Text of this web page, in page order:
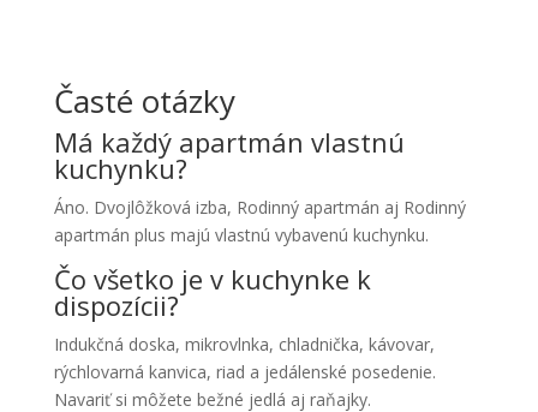
Časté otázky
Má každý apartmán vlastnú
kuchynku?
Áno. Dvojlôžková izba, Rodinný apartmán aj Rodinný
apartmán plus majú vlastnú vybavenú kuchynku.
Čo všetko je v kuchynke k
dispozícii?
Indukčná doska, mikrovlnka, chladnička, kávovar,
rýchlovarná kanvica, riad a jedálenské posedenie.
Navariť si môžete bežné jedlá aj raňajky.